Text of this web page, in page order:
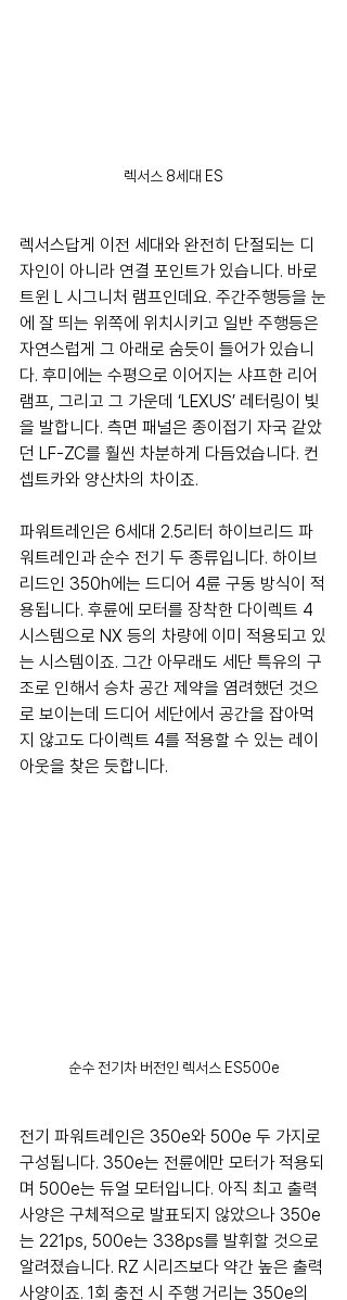
렉서스 8세대 ES
렉서스답게 이전 세대와 완전히 단절되는 디
자인이 아니라 연결 포인트가 있습니다. 바로
트윈 L 시그니처 램프인데요. 주간주행등을 눈
에 잘 띄는 위쪽에 위치시키고 일반 주행등은
자연스럽게 그 아래로 숨듯이 들어가 있습니
다. 후미에는 수평으로 이어지는 샤프한 리어
램프, 그리고 그 가운데 ‘LEXUS’ 레터링이 빛
을 발합니다. 측면 패널은 종이접기 자국 같았
던 LF-ZC를 훨씬 차분하게 다듬었습니다. 컨
셉트카와 양산차의 차이죠.
파워트레인은 6세대 2.5리터 하이브리드 파
워트레인과 순수 전기 두 종류입니다. 하이브
리드인 350h에는 드디어 4륜 구동 방식이 적
용됩니다. 후륜에 모터를 장착한 다이렉트 4
시스템으로 NX 등의 차량에 이미 적용되고 있
는 시스템이죠. 그간 아무래도 세단 특유의 구
조로 인해서 승차 공간 제약을 염려했던 것으
로 보이는데 드디어 세단에서 공간을 잡아먹
지 않고도 다이렉트 4를 적용할 수 있는 레이
아웃을 찾은 듯합니다.
순수 전기차 버전인 렉서스 ES500e
전기 파워트레인은 350e와 500e 두 가지로
구성됩니다. 350e는 전륜에만 모터가 적용되
며 500e는 듀얼 모터입니다. 아직 최고 출력
사양은 구체적으로 발표되지 않았으나 350e
는 221ps, 500e는 338ps를 발휘할 것으로
알려졌습니다. RZ 시리즈보다 약간 높은 출력
사양이죠. 1회 충전 시 주행 거리는 350e의